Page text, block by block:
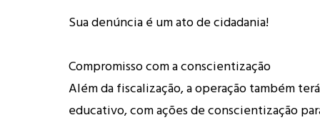
Sua denúncia é um ato de cidadania!
Compromisso com a conscientização
Além da fiscalização, a operação também
educativo, com ações de conscientização